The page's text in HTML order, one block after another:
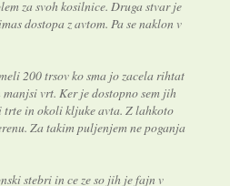
za svoh kosilnice. Druga stvar je
dostopa z avtom. Pa se naklon v
200 trsov ko sma jo zacela rihtat
vrt. Ker je dostopno sem jih
trte in okoli kljuke avta. Z lahkoto
Za takim puljenjem ne poganja
stebri in ce ze so jih je fajn v